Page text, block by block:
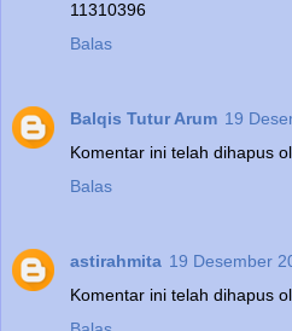
11310396
Balas
Balqis Tutur Arum 19
Komentar ini telah dihapus
Balas
astirahmita 19 Desember
Komentar ini telah dihapus